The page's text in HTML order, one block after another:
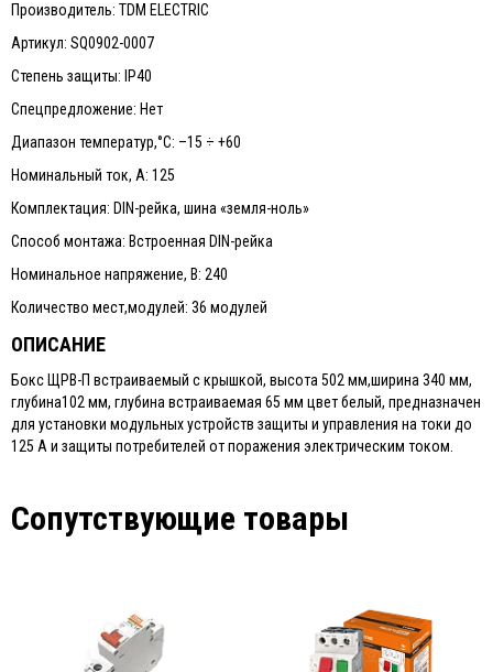
Производитель: TDM ELECTRIC
Артикул: SQ0902-0007
Степень защиты: IP40
Спецпредложение: Нет
Диапазон температур,°С: –15 ÷ +60
Номинальный ток, А: 125
Комплектация: DIN-рейка, шина «земля-ноль»
Способ монтажа: Встроенная DIN-рейка
Номинальное напряжение, В: 240
Количество мест,модулей: 36 модулей
ОПИСАНИЕ
Бокс ЩРВ-П встраиваемый с крышкой, высота 502 мм,ширина 340 мм,
глубина102 мм, глубина встраиваемая 65 мм цвет белый, предназначен
для установки модульных устройств защиты и управления на токи до
125 А и защиты потребителей от поражения электрическим током.
Сопутствующие товары